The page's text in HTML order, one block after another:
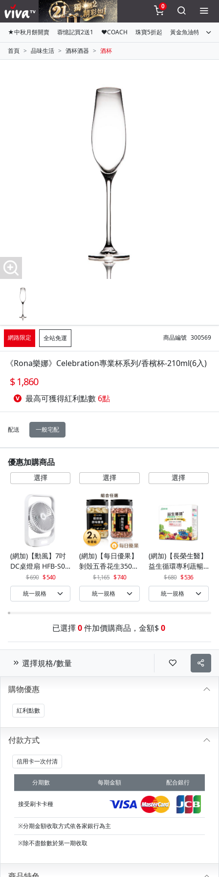
0
★中秋月餅開賣 蓉憶記買2送1 ♥COACH 珠寶5折起 黃金魚油特惠組
首頁 品味生活 酒杯酒器 酒杯
網路限定 全站免運 商品編號 300569
《Rona樂娜》Celebration專業杯系列/香檳杯-210ml(6入)
1,860
最高可獲得紅利點數 6點
配送 一般宅配
優惠加購商品
(網加)【勳風】7吋
DC桌燈扇 HFB-S06
690 540
(網加)【每日優果】
剝殼五香花生350G
+罐裝原味烘焙腰果
320G
1,165 740
(網加)【長榮生醫】
益生循環專利蔬暢
配方輕體順暢(30包/
盒)x1
680 536
已選擇 0 件加價購商品，金額$ 0
選擇規格/數量
購物優惠
紅利點數
付款方式
信用卡一次付清
分期數 每期金額 配合銀行
接受刷卡卡種
※分期金額收取方式依各家銀行為主
※除不盡餘數於第一期收取